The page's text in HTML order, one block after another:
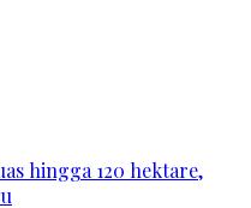
hingga 120 hektare,